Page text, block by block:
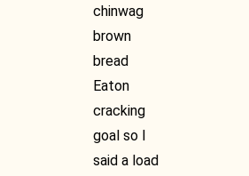
chinwag
brown
bread
Eaton
cracking
goal so I
said a load